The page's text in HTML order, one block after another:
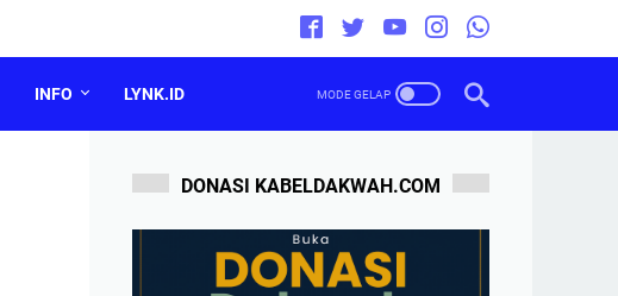
INFO LYNK.ID
DONASI KABELDAKWAH.COM